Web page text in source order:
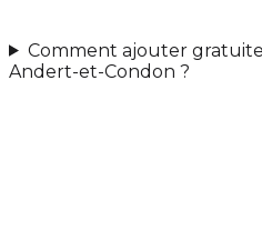
Comment ajouter
Andert-et-Condon ?